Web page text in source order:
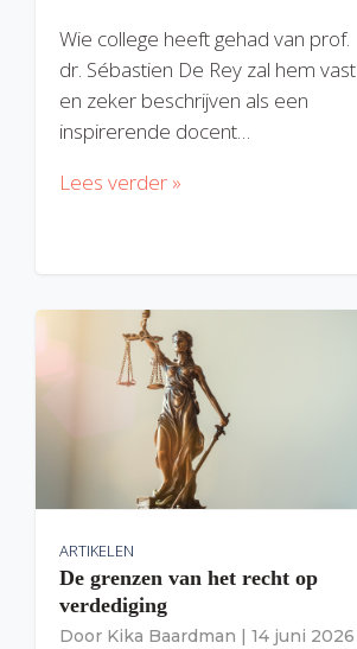
Wie college heeft gehad van prof.
dr. Sébastien De Rey zal hem vast
en zeker beschrijven als een
inspirerende docent…
Lees verder »
ARTIKELEN
De grenzen van het recht op
verdediging
Door Kika Baardman | 14 juni 2026